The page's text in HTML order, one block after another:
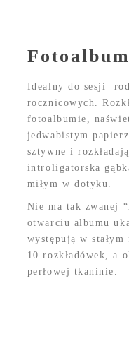
Idealny do sesji
rocznicowych.
fotoalbumie,
jedwabistym
sztywne i
introligatorska
miłym w dotyku.
Nie ma tak zwanej
otwarciu albumu
występują w
10 rozkładówek, a
perłowej tkaninie.